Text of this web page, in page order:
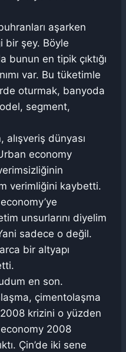
aşarken
bir şey. Böyle
en tipik çıktığı
var. Bu tüketimle
oturmak, banyoda
segment,
dünyası
economy
verimliğini kaybetti.
unsurlarını diyelim
sadece o değil.
bir altyapı
en son.
çimentolaşma
krizini o yüzden
2008
Çin’de iki sene